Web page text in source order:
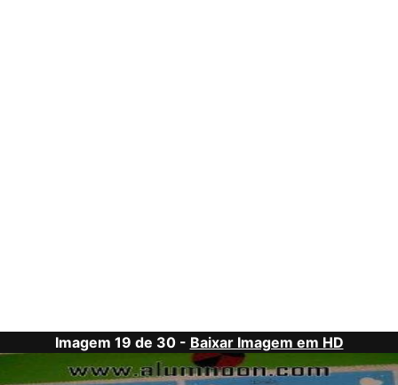
Imagem 19 de 30 - Baixar Imagem em HD